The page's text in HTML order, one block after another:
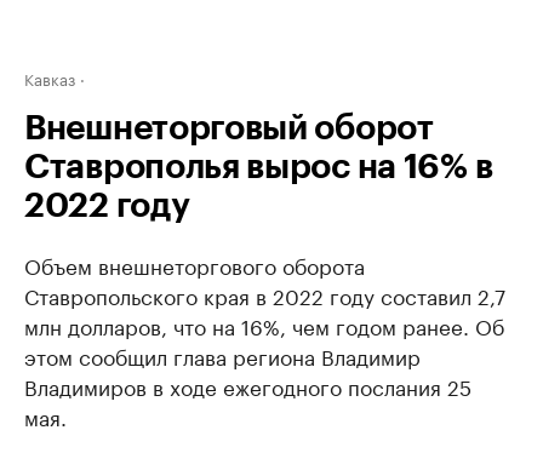
Кавказ
Внешнеторговый оборот
Ставрополья вырос на 16% в
2022 году
Объем внешнеторгового оборота
Ставропольского края в 2022 году составил 2,7
млн долларов, что на 16%, чем годом ранее. Об
этом сообщил глава региона Владимир
Владимиров в ходе ежегодного послания 25
мая.